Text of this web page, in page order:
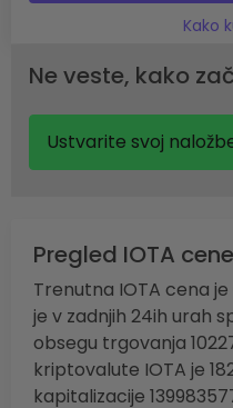
Kako
Ne veste, kako
Ustvarite svoj
Pregled IOTA cene
Trenutna IOTA cena
je v zadnjih 24ih urah
obsegu trgovanja
kriptovalute IOTA je
kapitalizacije